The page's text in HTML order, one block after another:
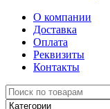
О компании
Доставка
Оплата
Реквизиты
Контакты
Search
for: